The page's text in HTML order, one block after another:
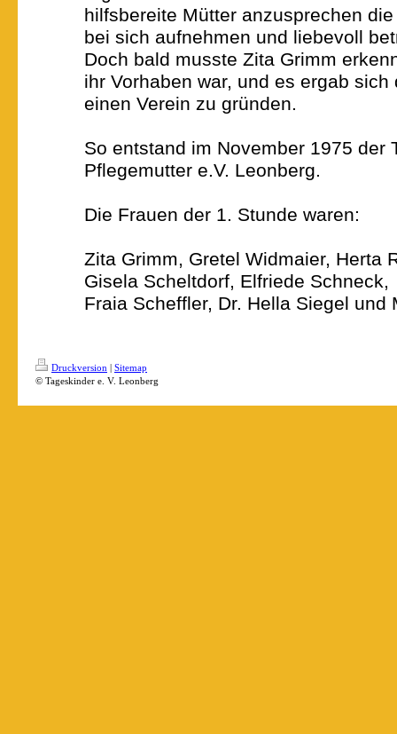
hilfsbereite Mütter anzusprechen
bei sich aufnehmen und liebevoll
Doch bald musste Zita Grimm
ihr Vorhaben war, und es ergab sich
einen Verein zu gründen.
So entstand im November 1975 der
Pflegemutter e.V. Leonberg.
Die Frauen der 1. Stunde waren:
Zita Grimm, Gretel Widmaier, Herta
Gisela Scheltdorf, Elfriede Schneck,
Fraia Scheffler, Dr. Hella Siegel und
Druckversion | Sitemap
© Tageskinder e. V. Leonberg